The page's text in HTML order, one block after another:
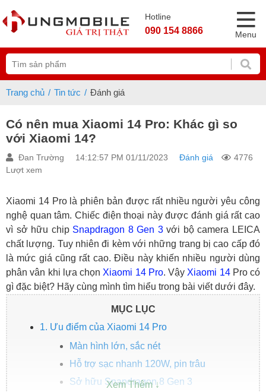
Hotline
090 154 8866 Menu
Trang chủ Tin tức Đánh giá
Có nên mua Xiaomi 14 Pro: Khác gì so
với Xiaomi 14?
Đan Trường 14:12:57 PM 01/11/2023 Đánh giá
4776
Lượt xem
Xiaomi 14 Pro là phiên bản được rất nhiều người yêu công
nghệ quan tâm. Chiếc điện thoại này được đánh giá rất cao
vì sở hữu chip Snapdragon 8 Gen 3với bộ camera LEICA
chất lượng. Tuy nhiên đi kèm với những trang bị cao cấp đó
là mức giá cũng rất cao. Điều này khiến nhiều người dùng
phân vân khi lựa chọn Xiaomi 14 Pro. Vậy Xiaomi 14Pro có
gì đặc biệt? Hãy cùng mình tìm hiểu trong bài viết dưới đây.
MỤC LỤC
1. Ưu điểm của Xiaomi 14 Pro
Màn hình lớn, sắc nét
Hỗ trợ sạc nhanh 120W, pin trâu
Sở hữu Snapdragon 8 Gen 3